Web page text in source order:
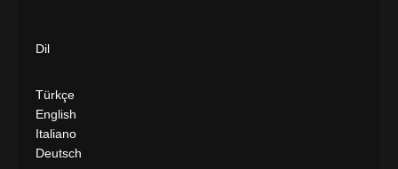
Dil
Türkçe
English
Italiano
Deutsch